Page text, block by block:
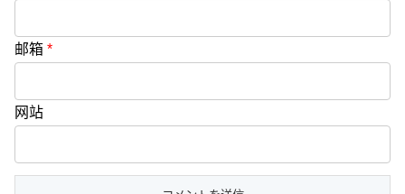
邮箱 *
网站